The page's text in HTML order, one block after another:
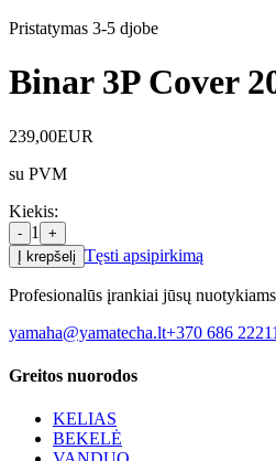
Pristatymas 3-5 djobe
Binar 3P Cover
239,00EUR
su PVM
Kiekis:
- 1
+
Į krepšelį Tęsti apsipirkimą
Profesionalūs įrankiai jūsų nuotykiams
yamaha@yamatecha.lt+370 686 22211
Greitos nuorodos
KELIAS
BEKELĖ